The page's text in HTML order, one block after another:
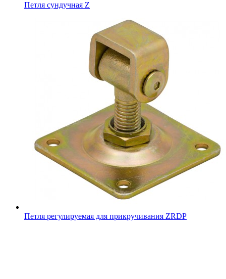
Петля сундучная Z
Петля регулируемая для прикручивания ZRDP